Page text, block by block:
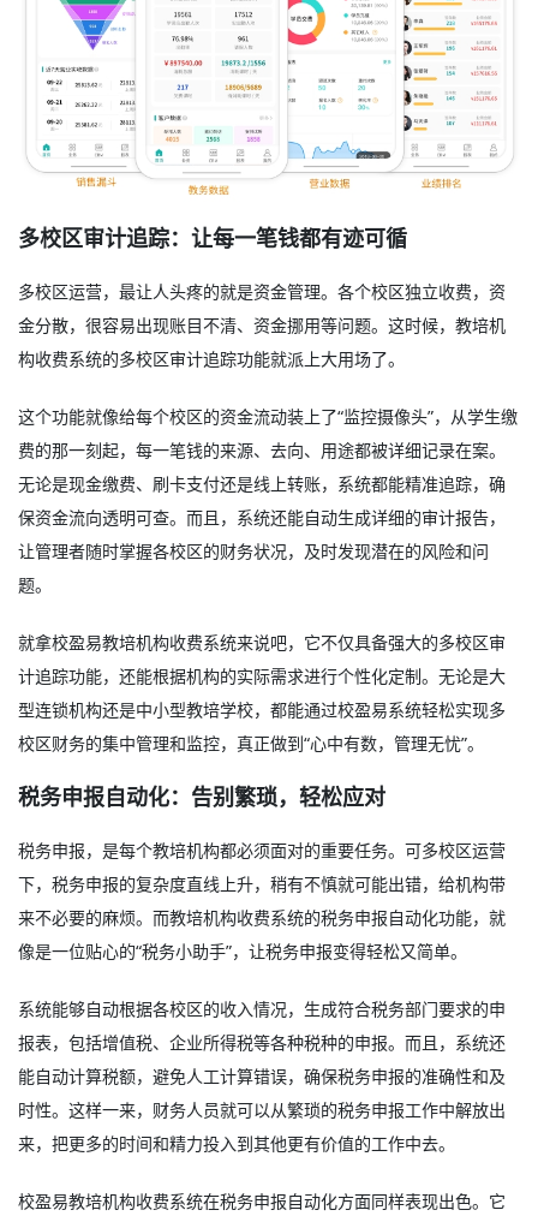
多校区审计追踪：让每一笔钱都有迹可循
多校区运营，最让人头疼的就是资金管理。各个校区独立收费，资
金分散，很容易出现账目不清、资金挪用等问题。这时候，教培机
构收费系统的多校区审计追踪功能就派上大用场了。
这个功能就像给每个校区的资金流动装上了“监控摄像头”，从学生缴
费的那一刻起，每一笔钱的来源、去向、用途都被详细记录在案。
无论是现金缴费、刷卡支付还是线上转账，系统都能精准追踪，确
保资金流向透明可查。而且，系统还能自动生成详细的审计报告，
让管理者随时掌握各校区的财务状况，及时发现潜在的风险和问
题。
就拿校盈易教培机构收费系统来说吧，它不仅具备强大的多校区审
计追踪功能，还能根据机构的实际需求进行个性化定制。无论是大
型连锁机构还是中小型教培学校，都能通过校盈易系统轻松实现多
校区财务的集中管理和监控，真正做到“心中有数，管理无忧”。
税务申报自动化：告别繁琐，轻松应对
税务申报，是每个教培机构都必须面对的重要任务。可多校区运营
下，税务申报的复杂度直线上升，稍有不慎就可能出错，给机构带
来不必要的麻烦。而教培机构收费系统的税务申报自动化功能，就
像是一位贴心的“税务小助手”，让税务申报变得轻松又简单。
系统能够自动根据各校区的收入情况，生成符合税务部门要求的申
报表，包括增值税、企业所得税等各种税种的申报。而且，系统还
能自动计算税额，避免人工计算错误，确保税务申报的准确性和及
时性。这样一来，财务人员就可以从繁琐的税务申报工作中解放出
来，把更多的时间和精力投入到其他更有价值的工作中去。
校盈易教培机构收费系统在税务申报自动化方面同样表现出色。它